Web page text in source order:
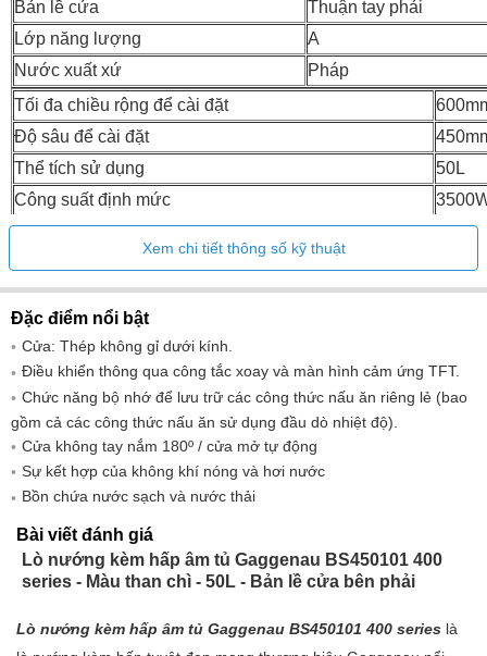
Bản lề cửa
Thuận tay phải
Lớp năng lượng
A
Nước xuất xứ
Pháp
Tối đa chiều rộng để cài đặt
Độ sâu để cài đặt
Thể tích sử dụng
50L
Công suất định mức
Xem chi tiết thông số kỹ thuật
Đặc điểm nổi bật
Cửa: Thép không gỉ dưới kính.
Điều khiển thông qua công tắc xoay và màn hình cảm ứng TFT.
Chức năng bộ nhớ để lưu trữ các công thức nấu ăn riêng lẻ (bao
gồm cả các công thức nấu ăn sử dụng đầu dò nhiệt độ).
Cửa không tay nắm 180º / cửa mở tự động
Sự kết hợp của không khí nóng và hơi nước
Bồn chứa nước sạch và nước thải
Bài viết đánh giá
Lò nướng kèm hấp âm tủ Gaggenau BS450101 400
series - Màu than chì - 50L - Bản lề cửa bên phải
Lò nướng kèm hấp âm tủ Gaggenau BS450101 400 series là